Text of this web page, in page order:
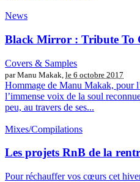
News
Black Mirror : Tribute To
Covers & Samples
par Manu Makak, le 6 octobre 2017
Hommage de Manu Makak, pour
l’immense voix de la soul
peu, au travers de ses...
Mixes/Compilations
Les projets RnB de la
Pour réchauffer vos cœurs cet